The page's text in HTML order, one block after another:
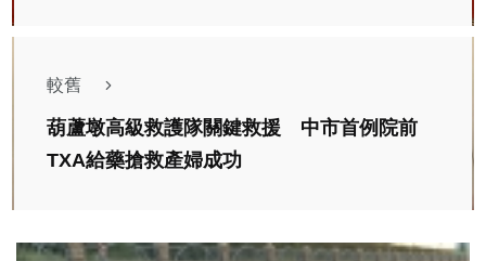
較舊
葫蘆墩高級救護隊關鍵救援 中市首例院前
TXA給藥搶救產婦成功